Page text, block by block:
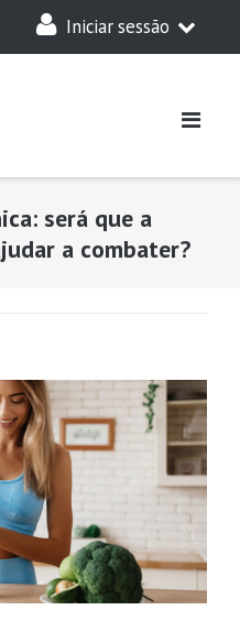
Iniciar sessão
será que a
a combater?